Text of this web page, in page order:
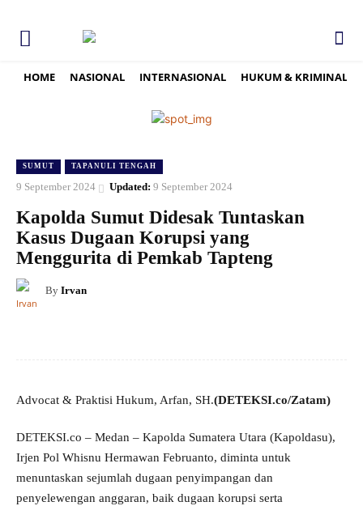
HOME NASIONAL INTERNASIONAL HUKUM & KRIMINAL
SUMUT TAPANULI TENGAH
9 September 2024 Updated: 9 September 2024
Kapolda Sumut Didesak Tuntaskan
Kasus Dugaan Korupsi yang
Menggurita di Pemkab Tapteng
By Irvan
Advocat & Praktisi Hukum, Arfan, SH.(DETEKSI.co/Zatam)
DETEKSI.co – Medan – Kapolda Sumatera Utara (Kapoldasu),
Irjen Pol Whisnu Hermawan Februanto, diminta untuk
menuntaskan sejumlah dugaan penyimpangan dan
penyelewengan anggaran, baik dugaan korupsi serta